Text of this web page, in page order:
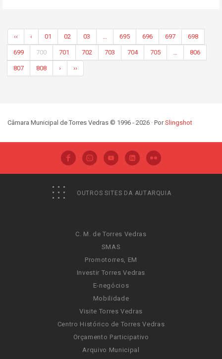
‹‹ ‹ 01 02 03 695 696 697 698
699 700 701 702 703 704 705 806
807 808 › ››
Câmara Municipal de Torres Vedras © 1996 - 2026 · PorSlingshot
OUTROS SITES DA AUTARQUIA
C. M. de Torres Vedras
SMAS
Promotorres, EM
Investir Torres Vedras
E-negócios
Mobilidade
Visite Torres Vedras
Centro Histórico de Torres Vedras
Orçamento Participativo
Arquivo Municipal